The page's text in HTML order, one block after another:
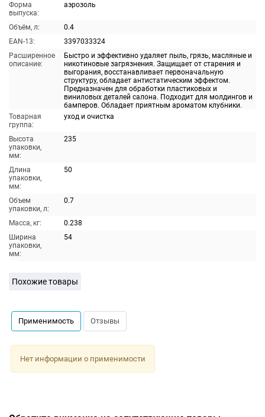
Форма
выпуска:
аэрозоль
Объём, л:
0.4
EAN-13:
3397033324
Расширенное
описание:
Быстро и эффективно удаляет пыль, грязь, масляные и
никотиновые загрязнения. Защищает от старения и
выгорания, восстанавливает первоначальную
структуру, обладает антистатическим эффектом.
Предназначен для обработки пластиковых и
виниловых деталей салона. Подходит для молдингов и
бамперов. Обладает приятным ароматом клубники.
Товарная
группа:
уход и очистка
Высота
упаковки,
мм:
235
Длина
упаковки,
мм:
50
Объем
упаковки, л:
0.7
Масса, кг:
0.238
Ширина
упаковки,
мм:
54
Похожие товары
Применимость Отзывы
Нет информации о применимости